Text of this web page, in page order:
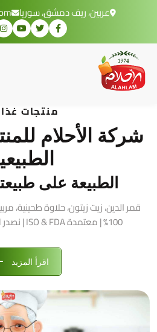
عربين، ريف دمشق، سوريا
منتجات
شركة الأحلام
الطبيعة على طبيعتها
قمر الدين، زيت زيتون، حلاوة طحينية،
100% | معتمدة ISO & FDA | نصدر لأوروبا والخليج وأمريكا
اقرأ المزيد